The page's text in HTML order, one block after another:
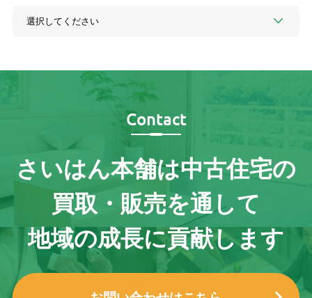
Contact
さいはん本舗は中古住宅の
買取・販売を通して
地域の成長に貢献します